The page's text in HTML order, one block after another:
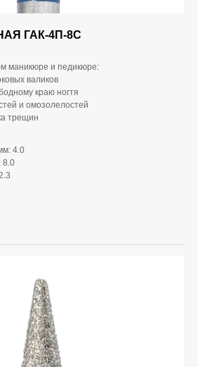
ГАК-4П-8С
маникюре и педикюре:
валиков
краю ногтя
и омозолелостей
трещин
4.0
8.0